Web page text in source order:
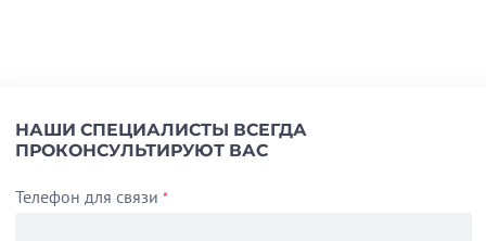
НАШИ СПЕЦИАЛИСТЫ ВСЕГДА
ПРОКОНСУЛЬТИРУЮТ ВАС
Телефон для связи *